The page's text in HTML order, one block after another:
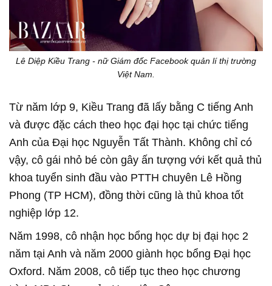
Lê Diệp Kiều Trang - nữ Giám đốc Facebook quản lí thị trường
Việt Nam.
Từ năm lớp 9, Kiều Trang đã lấy bằng C tiếng Anh
và được đặc cách theo học đại học tại chức tiếng
Anh của Đại học Nguyễn Tất Thành. Không chỉ có
vậy, cô gái nhỏ bé còn gây ấn tượng với kết quả thủ
khoa tuyển sinh đầu vào PTTH chuyên Lê Hồng
Phong (TP HCM), đồng thời cũng là thủ khoa tốt
nghiệp lớp 12.
Năm 1998, cô nhận học bổng học dự bị đại học 2
năm tại Anh và năm 2000 giành học bổng Đại học
Oxford. Năm 2008, cô tiếp tục theo học chương